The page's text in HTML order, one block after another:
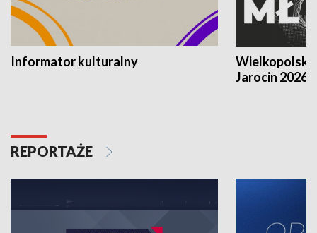
Informator kulturalny
Jarocin 2026
REPORTAŻE